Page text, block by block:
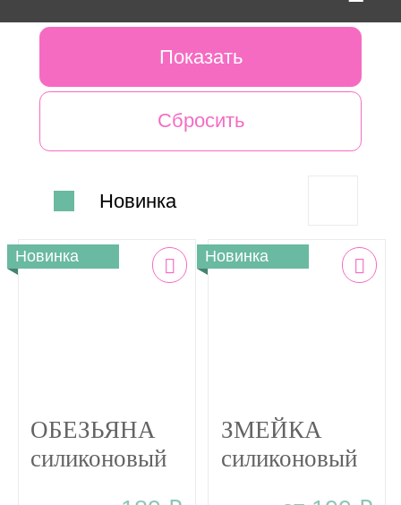
БОРДОВЫЙ ВИННЫЙ
ДЫМЧАТЫЙ-РОЗОВЫЙ
ЖЕЛТЫЙ
КРЕМ-БРЮЛЕ
ОРАНЖЕВЫЙ
Новинка
Новинка
ОБЕЗЬЯНА
силиконовый
Новинка
ЗМЕЙКА
силиконовый